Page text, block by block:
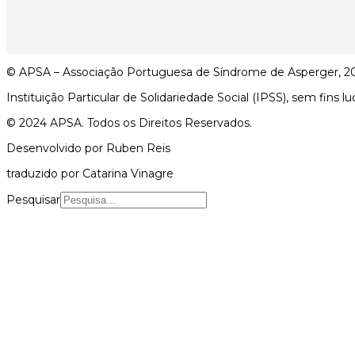
© APSA – Associação Portuguesa de Síndrome de Asperger,
Instituição Particular de Solidariedade Social (IPSS), sem fins
© 2024 APSA. Todos os Direitos Reservados.
Desenvolvido por Ruben Reis
traduzido por Catarina Vinagre
Pesquisar